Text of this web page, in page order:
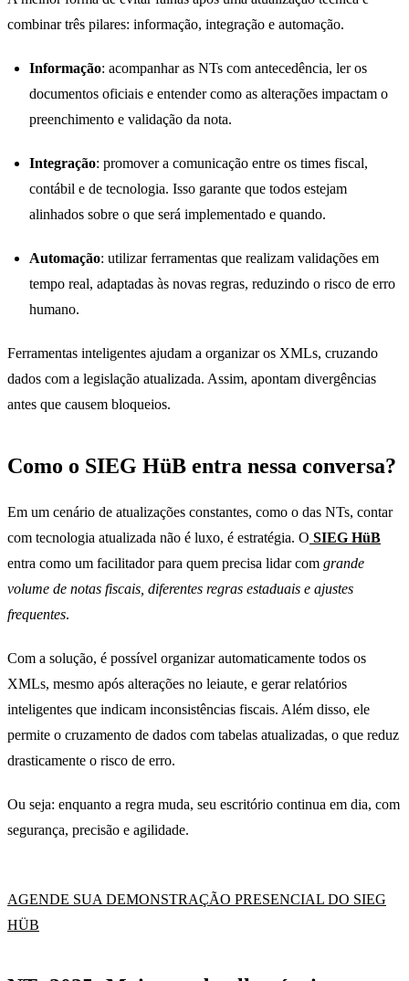
combinar três pilares: informação, integração e automação.
Informação: acompanhar as NTs com antecedência, ler os
documentos oficiais e entender como as alterações impactam o
preenchimento e validação da nota.
Integração: promover a comunicação entre os times fiscal,
contábil e de tecnologia. Isso garante que todos estejam
alinhados sobre o que será implementado e quando.
Automação: utilizar ferramentas que realizam validações em
tempo real, adaptadas às novas regras, reduzindo o risco de erro
humano.
Ferramentas inteligentes ajudam a organizar os XMLs, cruzando
dados com a legislação atualizada. Assim, apontam divergências
antes que causem bloqueios.
Como o SIEG HüB entra nessa conversa?
Em um cenário de atualizações constantes, como o das NTs, contar
com tecnologia atualizada não é luxo, é estratégia. O SIEG HüB
entra como um facilitador para quem precisa lidar com grande
volume de notas fiscais, diferentes regras estaduais e ajustes
frequentes.
Com a solução, é possível organizar automaticamente todos os
XMLs, mesmo após alterações no leiaute, e gerar relatórios
inteligentes que indicam inconsistências fiscais. Além disso, ele
permite o cruzamento de dados com tabelas atualizadas, o que reduz
drasticamente o risco de erro.
Ou seja: enquanto a regra muda, seu escritório continua em dia, com
segurança, precisão e agilidade.
AGENDE SUA DEMONSTRAÇÃO PRESENCIAL DO SIEG
HÜB